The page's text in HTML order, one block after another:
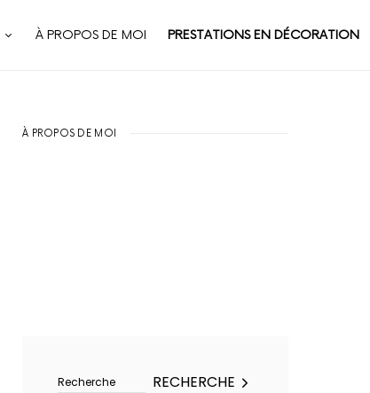
À PROPOS DE MOI PRESTATIONS EN DÉCORATION
À PROPOS DE MOI
RECHERCHE